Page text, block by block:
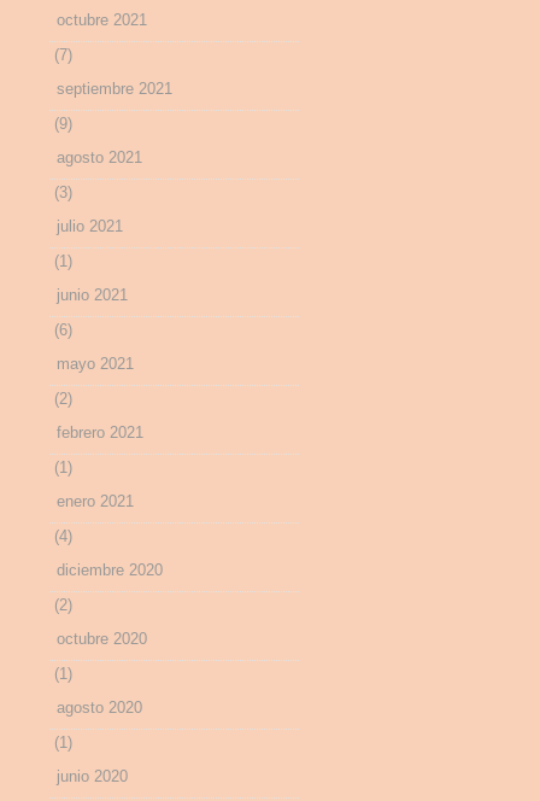
octubre 2021
(7)
septiembre 2021
(9)
agosto 2021
(3)
julio 2021
(1)
junio 2021
(6)
mayo 2021
(2)
febrero 2021
(1)
enero 2021
(4)
diciembre 2020
(2)
octubre 2020
(1)
agosto 2020
(1)
junio 2020